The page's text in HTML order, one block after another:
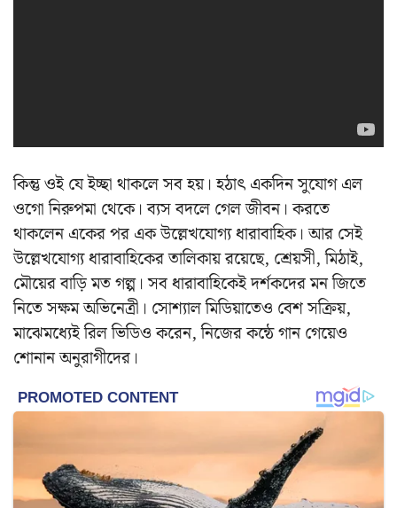
কিন্তু ওই যে ইচ্ছা থাকলে সব হয়। হঠাৎ একদিন সুযোগ এল
ওগো নিরুপমা থেকে। ব্যস বদলে গেল জীবন। করতে
থাকলেন একের পর এক উল্লেখযোগ্য ধারাবাহিক। আর সেই
উল্লেখযোগ্য ধারাবাহিকের তালিকায় রয়েছে, শ্রেয়সী, মিঠাই,
মৌয়ের বাড়ি মত গল্প। সব ধারাবাহিকেই দর্শকদের মন জিতে
নিতে সক্ষম অভিনেত্রী। সোশ্যাল মিডিয়াতেও বেশ সক্রিয়,
মাঝেমধ্যেই রিল ভিডিও করেন, নিজের কন্ঠে গান গেয়েও
শোনান অনুরাগীদের।